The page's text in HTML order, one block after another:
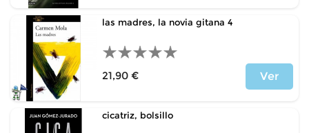
las madres, la novia gitana 4
21,90 €
Ver
cicatriz, bolsillo